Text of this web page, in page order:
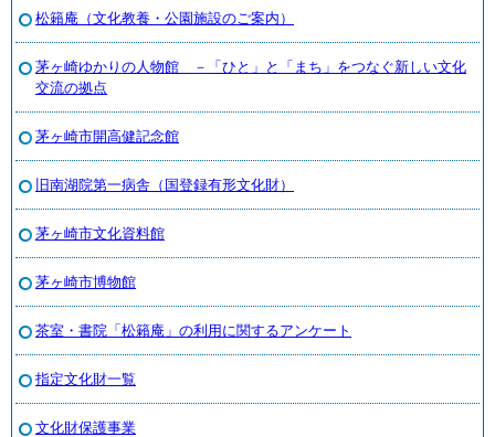
松籟庵（文化教養・公園施設のご案内）
茅ヶ崎ゆかりの人物館 －「ひと」と「まち」をつなぐ新しい文化
交流の拠点
茅ヶ崎市開高健記念館
旧南湖院第一病舎（国登録有形文化財）
茅ヶ崎市文化資料館
茅ヶ崎市博物館
茶室・書院「松籟庵」の利用に関するアンケート
指定文化財一覧
文化財保護事業